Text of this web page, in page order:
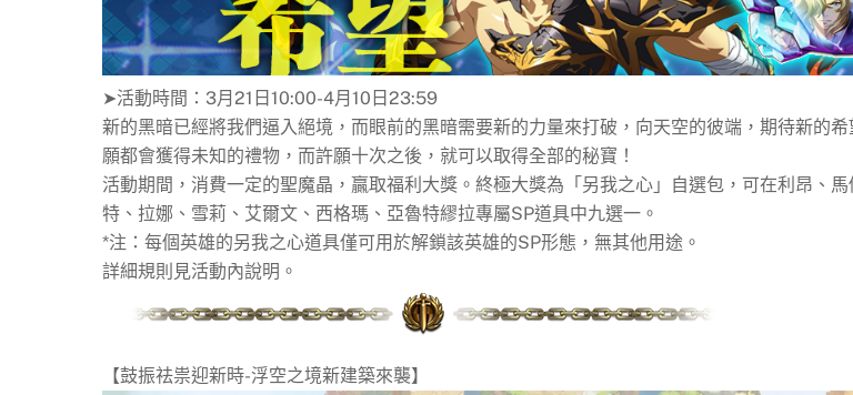
➤活動時間：3月21日10:00-4月10日23:59
新的黑暗已經將我們逼入絕境，而眼前的黑暗需要新的力量來打破，向天空的彼端，期待新的
願都會獲得未知的禮物，而許願十次之後，就可以取得全部的秘寶！
活動期間，消費一定的聖魔晶，贏取福利大獎。終極大獎為「另我之心」自選包，可在利昂、
特、拉娜、雪莉、艾爾文、西格瑪、亞魯特繆拉專屬SP道具中九選一。
*注：每個英雄的另我之心道具僅可用於解鎖該英雄的SP形態，無其他用途。
詳細規則見活動內說明。
【鼓振祛祟迎新時-浮空之境新建築來襲】